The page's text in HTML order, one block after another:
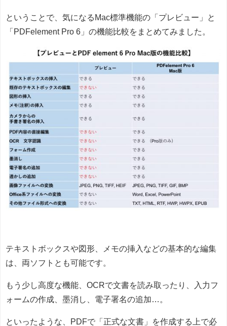
ということで、気になるMac標準機能の「プレビュー」と
「PDFelement Pro 6」の機能比較をまとめてみました。
テキストボックスや図形、メモの挿入などの基本的な編集
は、両ソフトとも可能です。
もう少し高度な機能、OCRで文書を読み取ったり、入力フ
ォームの作成、墨消し、電子署名の追加…。
といったような、PDFで「正式な文書」を作成する上で必